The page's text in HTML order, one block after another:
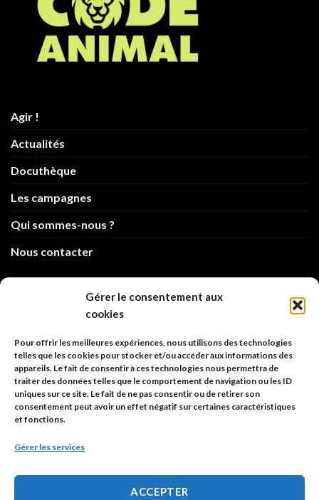
Gérer le consentement aux
cookies
Pour offrir les meilleures expériences, nous utilisons des technologies
telles que les cookies pour stocker et/ou accéder aux informations des
appareils. Le fait de consentir à ces technologies nous permettra de
traiter des données telles que le comportement de navigation ou les ID
uniques sur ce site. Le fait de ne pas consentir ou de retirer son
consentement peut avoir un effet négatif sur certaines caractéristiques
et fonctions.
Gérer les services
ACCEPTER
Agir !
Actualités
Docuthèque
Les campagnes
Qui sommes-nous ?
Nous contacter
info@code-animal.com
Code Animal
26, rue principale
67480 Roppenheim
Adresse à utiliser pour les envois en AR.
SIREN: 753 018 746 00010